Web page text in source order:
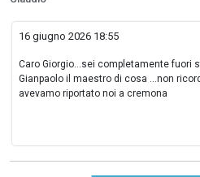
16 giugno 2026 18:55
Caro Giorgio...sei completamente fuori
Gianpaolo il maestro di cosa ...non
avevamo riportato noi a cremona